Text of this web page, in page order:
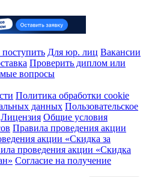
Для юр. лиц Вакансии
Проверить диплом или
вопросы
Политика обработки cookie
данных Пользовательское
Лицензия Общие условия
Правила проведения акции
акции «Скидка за
проведения акции «Скидка
Согласие на получение